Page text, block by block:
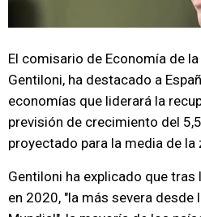
El comisario de Economía de
Gentiloni, ha destacado a
economías que liderará la
previsión de crecimiento del
proyectado para la media de la
Gentiloni ha explicado que
en 2020, "la más severa desde